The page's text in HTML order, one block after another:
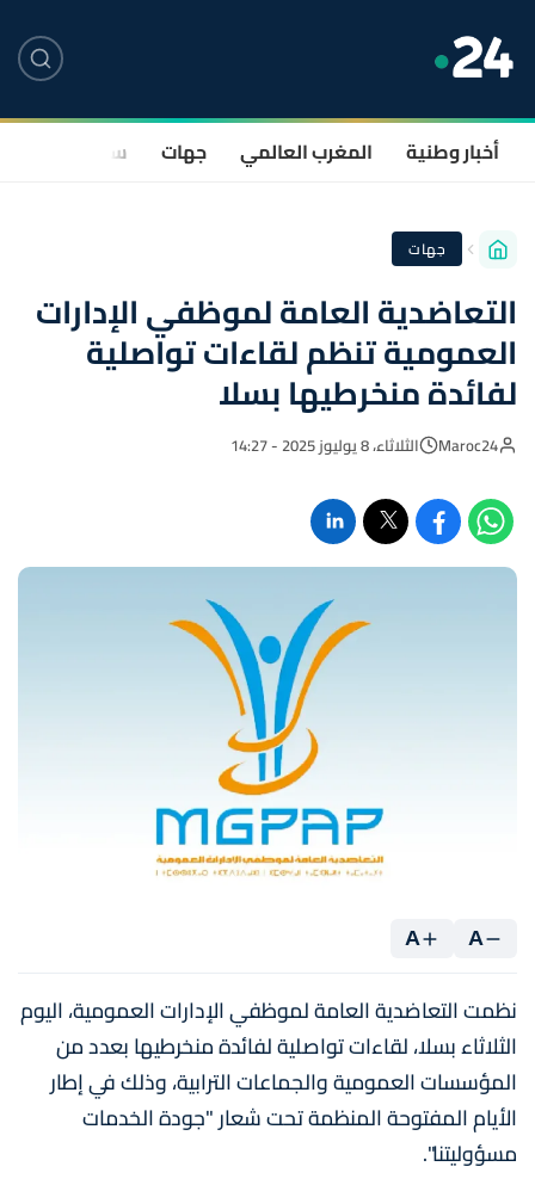
أخبار وطنية المغرب العالمي جهات سياسة
جهات
التعاضدية العامة لموظفي الإدارات
العمومية تنظم لقاءات تواصلية
لفائدة منخرطيها بسلا
Maroc24 الثلاثاء، 8 يوليوز 2025 - 14:27
A
A
نظمت التعاضدية العامة لموظفي الإدارات العمومية، اليوم
الثلاثاء بسلا، لقاءات تواصلية لفائدة منخرطيها بعدد من
المؤسسات العمومية والجماعات الترابية، وذلك في إطار
الأيام المفتوحة المنظمة تحت شعار "جودة الخدمات
مسؤوليتنا".